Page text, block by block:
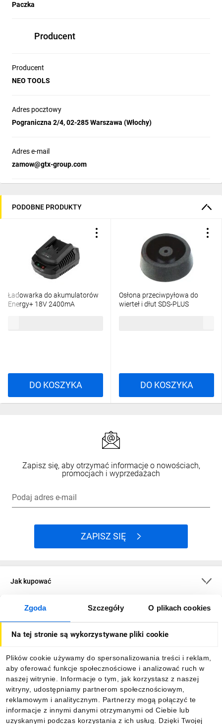
Zgoda Szczegóły O plikach cookies
Na tej stronie są wykorzystywane pliki cookie
Plików cookie używamy do spersonalizowania treści i reklam,
aby oferować funkcje społecznościowe i analizować ruch w
naszej witrynie. Informacje o tym, jak korzystasz z naszej
witryny, udostępniamy partnerom społecznościowym,
reklamowym i analitycznym. Partnerzy mogą połączyć te
informacje z innymi danymi otrzymanymi od Ciebie lub
uzyskanymi podczas korzystania z ich usług. Dzięki Twojej
Paczka
Producent
Producent
NEO TOOLS
Adres pocztowy
Pograniczna 2/4, 02-285 Warszawa (Włochy)
Adres e-mail
zamow@gtx-group.com
PODOBNE PRODUKTY
Ładowarka do akumulatorów
Energy+ 18V 2400mA
DO KOSZYKA
Osłona przeciwpyłowa do
wierteł i dłut SDS-PLUS
DO KOSZYKA
Zapisz się, aby otrzymać informacje o nowościach,
promocjach i wyprzedażach
Podaj adres e-mail
ZAPISZ SIĘ
Jak kupować
O firmie
Informacje
Pobierz naszą aplikację mobilną: